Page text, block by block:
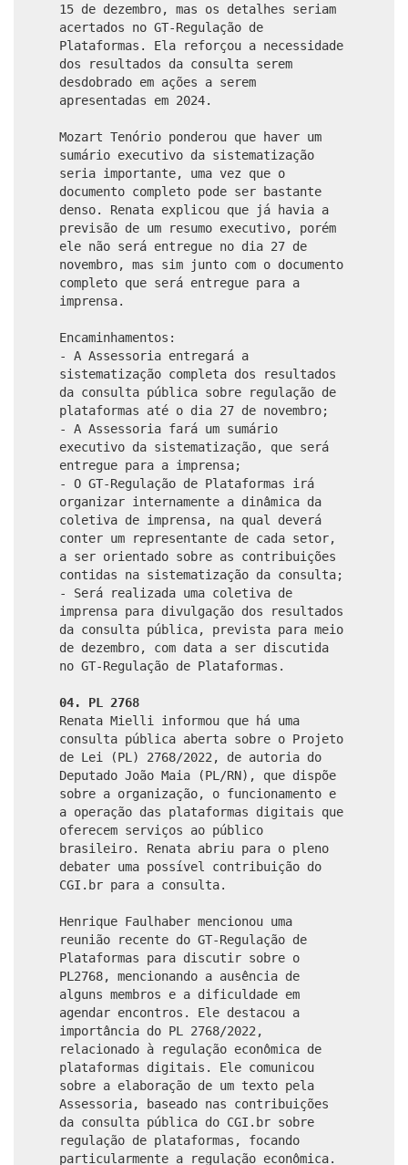
15 de dezembro, mas os detalhes seriam
acertados no GT-Regulação de
Plataformas. Ela reforçou a necessidade
dos resultados da consulta serem
desdobrado em ações a serem
apresentadas em 2024.
Mozart Tenório ponderou que haver um
sumário executivo da sistematização
seria importante, uma vez que o
documento completo pode ser bastante
denso. Renata explicou que já havia a
previsão de um resumo executivo, porém
ele não será entregue no dia 27 de
novembro, mas sim junto com o documento
completo que será entregue para a
imprensa.
Encaminhamentos:
- A Assessoria entregará a
sistematização completa dos resultados
da consulta pública sobre regulação de
plataformas até o dia 27 de novembro;
- A Assessoria fará um sumário
executivo da sistematização, que será
entregue para a imprensa;
- O GT-Regulação de Plataformas irá
organizar internamente a dinâmica da
coletiva de imprensa, na qual deverá
conter um representante de cada setor,
a ser orientado sobre as contribuições
contidas na sistematização da consulta;
- Será realizada uma coletiva de
imprensa para divulgação dos resultados
da consulta pública, prevista para meio
de dezembro, com data a ser discutida
no GT-Regulação de Plataformas.
04. PL 2768
Renata Mielli informou que há uma
consulta pública aberta sobre o Projeto
de Lei (PL) 2768/2022, de autoria do
Deputado João Maia (PL/RN), que dispõe
sobre a organização, o funcionamento e
a operação das plataformas digitais que
oferecem serviços ao público
brasileiro. Renata abriu para o pleno
debater uma possível contribuição do
CGI.br para a consulta.
Henrique Faulhaber mencionou uma
reunião recente do GT-Regulação de
Plataformas para discutir sobre o
PL2768, mencionando a ausência de
alguns membros e a dificuldade em
agendar encontros. Ele destacou a
importância do PL 2768/2022,
relacionado à regulação econômica de
plataformas digitais. Ele comunicou
sobre a elaboração de um texto pela
Assessoria, baseado nas contribuições
da consulta pública do CGI.br sobre
regulação de plataformas, focando
particularmente a regulação econômica.